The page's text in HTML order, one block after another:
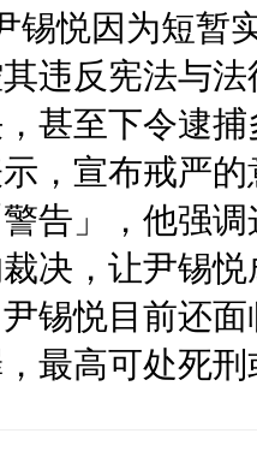
锡悦因为短暂
违反宪法与
甚至下令逮
，宣布戒严
告」，他强
决，让尹锡
锡悦目前还
最高可处死